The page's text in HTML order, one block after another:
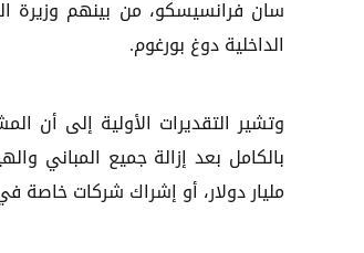
سان فرانسيسكو، من بينهم وزيرة
الداخلية دوغ بورغوم.
بالكامل بعد إزالة جميع المباني
مليار دولار، أو إشراك شركات خاصة في